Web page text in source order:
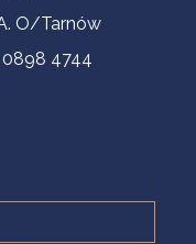
O/Tarnów
0898 4744